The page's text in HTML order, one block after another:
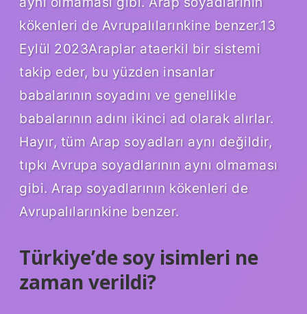
kökenleri de Avrupalılarınkine benzer.13
Eylül 2023Araplar ataerkil bir sistemi
takip eder, bu yüzden insanlar
babalarının soyadını ve genellikle
babalarının adını ikinci ad olarak alırlar.
Hayır, tüm Arap soyadları aynı değildir,
tıpkı Avrupa soyadlarının aynı olmaması
gibi. Arap soyadlarının kökenleri de
Avrupalılarınkine benzer.
Türkiye’de soy isimleri ne
zaman verildi?